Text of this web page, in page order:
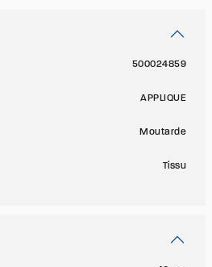
500024859
APPLIQUE
Moutarde
Tissu